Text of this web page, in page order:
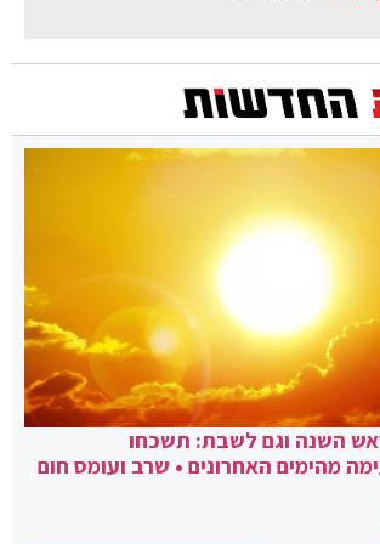
השנה וגם לשבת: תשכחו
מהימים האחרונים • שרב ועומס חום